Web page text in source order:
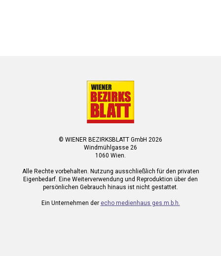
© WIENER BEZIRKSBLATT GmbH 2026
Windmühlgasse 26
1060 Wien.
Alle Rechte vorbehalten. Nutzung ausschließlich für den privaten
Eigenbedarf. Eine Weiterverwendung und Reproduktion über den
persönlichen Gebrauch hinaus ist nicht gestattet.
Ein Unternehmen der echo medienhaus ges.m.b.h.